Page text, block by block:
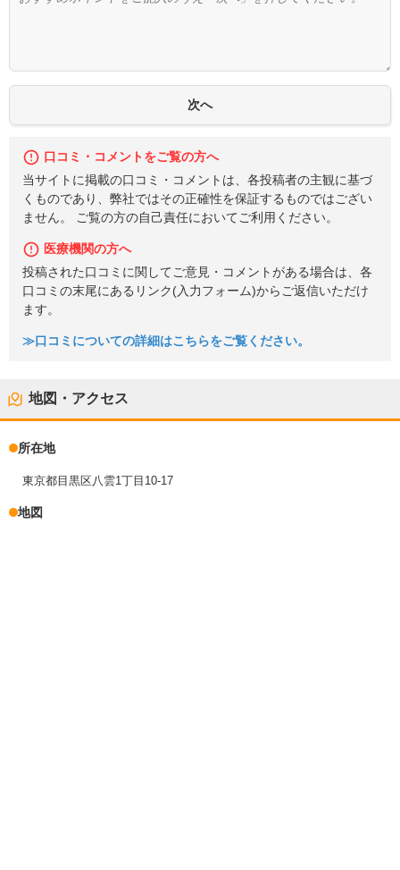
口コミ・コメントをご覧の方へ
当サイトに掲載の口コミ・コメントは、各投稿者の主観に基づ
くものであり、弊社ではその正確性を保証するものではござい
ません。 ご覧の方の自己責任においてご利用ください。
医療機関の方へ
投稿された口コミに関してご意見・コメントがある場合は、各
口コミの末尾にあるリンク(入力フォーム)からご返信いただけ
ます。
≫口コミについての詳細はこちらをご覧ください。
地図・アクセス
所在地
東京都目黒区八雲1丁目10-17
地図